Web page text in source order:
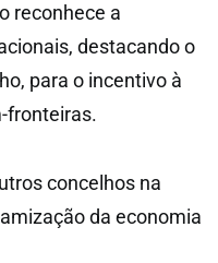
reconhece a
destacando o
para o incentivo à
fronteiras.
concelhos na
da economia